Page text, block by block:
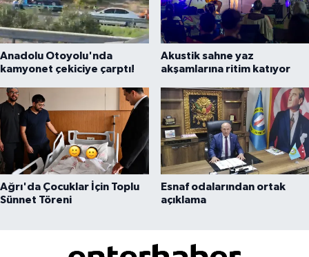
Anadolu Otoyolu'nda
kamyonet çekiciye çarptı!
Akustik sahne yaz
akşamlarına ritim katıyor
Ağrı'da Çocuklar İçin Toplu
Sünnet Töreni
Esnaf odalarından ortak
açıklama